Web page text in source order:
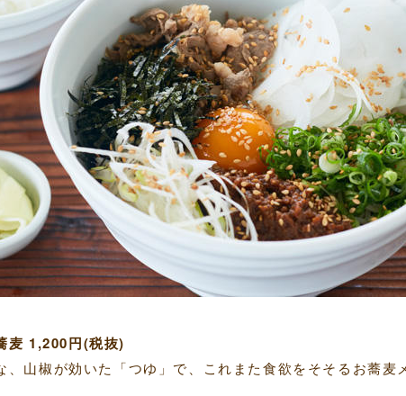
麦 1,200円(税抜)
、山椒が効いた「つゆ」で、これまた食欲をそそるお蕎麦